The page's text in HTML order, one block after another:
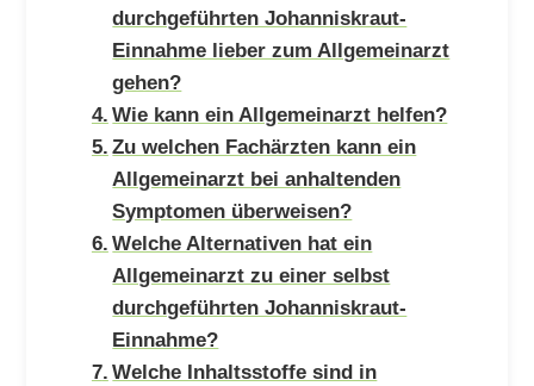
durchgeführten Johanniskraut-
Einnahme lieber zum Allgemeinarzt
gehen?
Wie kann ein Allgemeinarzt helfen?
Zu welchen Fachärzten kann ein
Allgemeinarzt bei anhaltenden
Symptomen überweisen?
Welche Alternativen hat ein
Allgemeinarzt zu einer selbst
durchgeführten Johanniskraut-
Einnahme?
Welche Inhaltsstoffe sind in